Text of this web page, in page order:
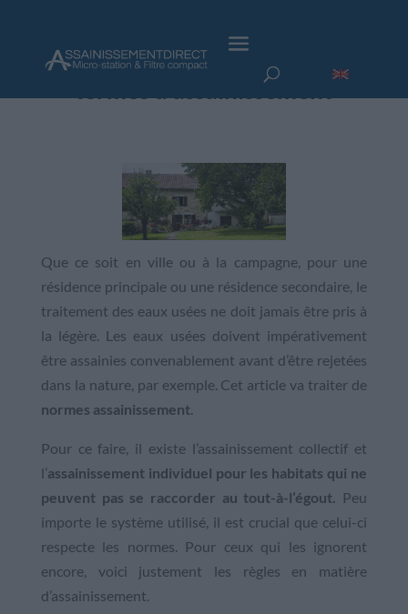
Focus sur les normes en
termes d’assainissement
Que ce soit en ville ou à la campagne, pour une
résidence principale ou une résidence secondaire, le
traitement des eaux usées ne doit jamais être pris à
la légère. Les eaux usées doivent impérativement
être assainies convenablement avant d’être rejetées
dans la nature, par exemple. Cet article va traiter de
normes assainissement.
Pour ce faire, il existe l’assainissement collectif et
l’assainissement individuel pour les habitats qui ne
peuvent pas se raccorder au tout-à-l’égout.
Peu
importe le système utilisé, il est crucial que celui-ci
respecte les normes. Pour ceux qui les ignorent
encore, voici justement les règles en matière
d’assainissement.